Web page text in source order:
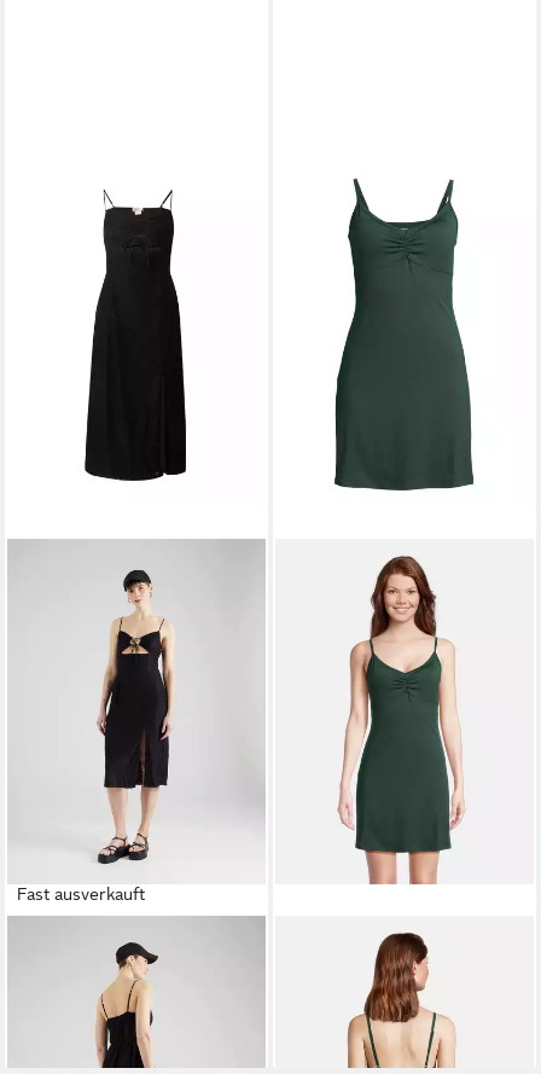
Fast ausverkauft
AÈROPOSTALEMidikleid (1-
tlg) Cut-Outs
59,90 €
AÈROPOSTALESommerkleid
(1-tlg) Drapiert/gerafft
ab 21,96 € 54,90 €